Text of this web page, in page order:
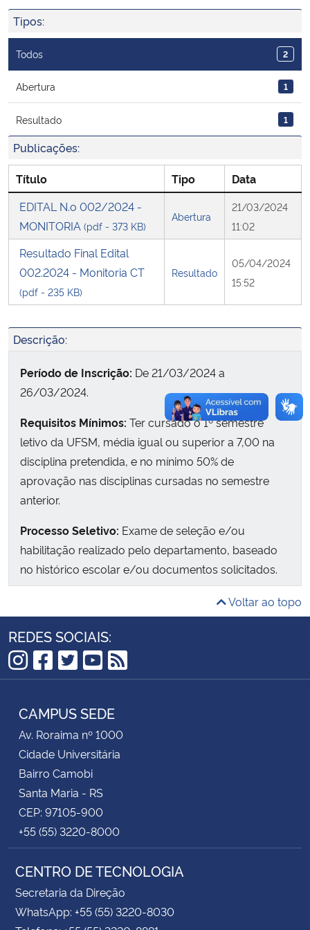
Ministério da Cidadania
Ministério da Saúde
Ministério de Minas e Energia
Ministério da Ciência, Tecnologia, Inovações e Comunicações
Ministério do Meio Ambiente
Ministério do Turismo
Ministério do Desenvolvimento Regional
Controladoria-Geral da União
Ministério da Mulher, da Família e dos Direitos Humanos
Secretaria-Geral
Secretaria de Governo
Advocacia-Geral da União
Banco Central do Brasil
Planalto
Tipos:
Todos 2
Abertura 1
Resultado 1
Publicações:
Título Tipo
Data
EDITAL N.o 002/2024 -
MONITORIA (pdf - 373 KB)
Abertura
21/03/2024
11:02
Resultado Final Edital
002.2024 - Monitoria CT
(pdf - 235 KB)
Resultado
05/04/2024
15:52
Descrição:
Período de Inscrição: De 21/03/2024 a
26/03/2024.
Requisitos Mínimos: Ter cursado o 1º semestre
letivo da UFSM, média igual ou superior a 7,00 na
disciplina pretendida, e no mínimo 50% de
aprovação nas disciplinas cursadas no semestre
anterior.
Processo Seletivo: Exame de seleção e/ou
habilitação realizado pelo departamento, baseado
no histórico escolar e/ou documentos solicitados.
Exercer atividades sem
vínculo empregatício, em regime de 8 a 12 horas
semanais, com uma bolsa de R$400,00.
Elegibilidade:Ser aluno regularmente matriculado,
remuneradas pela Instituição ou outros órgãos de
Contato e Informações:
inscrições e documentos necessários, contatar a
Secretaria Integrada de Departamentos através do
e-mail:sid.ct@ufsm.br
Publicação dos Resultados:A partir de
02/04/2024.
Voltar ao topo
REDES SOCIAIS:
Instagram
Facebook
Twitter
YouTube
RSS
CAMPUS SEDE
Av. Roraima nº 1000
Cidade Universitária
Bairro Camobi
Santa Maria - RS
CEP: 97105-900
+55 (55) 3220-8000
CENTRO DE TECNOLOGIA
Secretaria da Direção
WhatsApp: +55 (55) 3220-8030